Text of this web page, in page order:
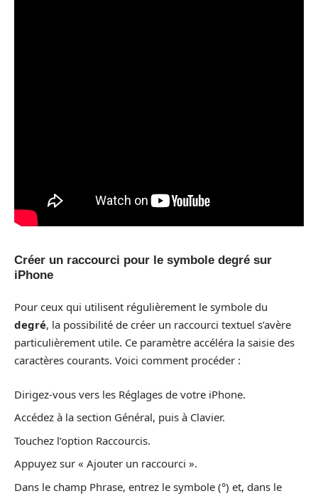
Créer un raccourci pour le symbole degré sur
iPhone
Pour ceux qui utilisent régulièrement le symbole du
degré, la possibilité de créer un raccourci textuel s’avère
particulièrement utile. Ce paramètre accéléra la saisie des
caractères courants. Voici comment procéder :
Dirigez-vous vers les Réglages de votre iPhone.
Accédez à la section Général, puis à Clavier.
Touchez l’option Raccourcis.
Appuyez sur « Ajouter un raccourci ».
Dans le champ Phrase, entrez le symbole (°) et, dans le